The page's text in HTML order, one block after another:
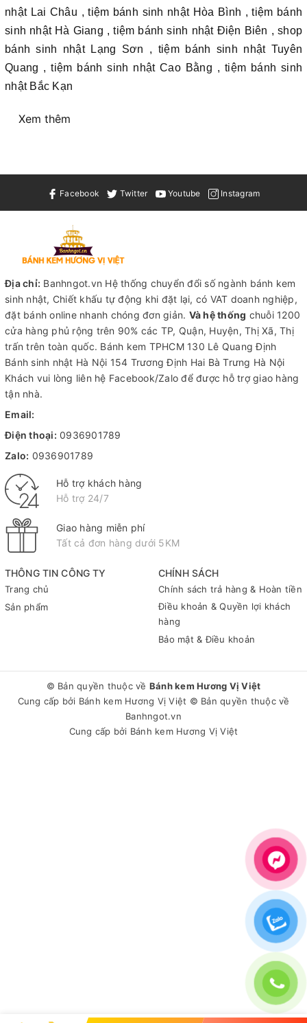
nhật Lai Châu , tiệm bánh sinh nhật Hòa Bình , tiệm bánh
sinh nhật Hà Giang , tiệm bánh sinh nhật Điện Biên , shop
bánh sinh nhật Lạng Sơn , tiệm bánh sinh nhật Tuyên
Quang , tiệm bánh sinh nhật Cao Bằng , tiệm bánh sinh
nhật Bắc Kạn
Xem thêm
Facebook Twitter Youtube Instagram
THÔNG TIN CÔNG TY
Trang chủ
Sản phẩm
CHÍNH SÁCH
Chính sách trả hàng & Hoàn tiền
Điều khoản & Quyền lợi khách
hàng
Bảo mật & Điều khoản
Địa chỉ: Banhngot.vn Hệ thống chuyển đổi số ngành bánh kem
sinh nhật, Chiết khấu tự động khi đặt lại, có VAT doanh nghiệp,
đặt bánh online nhanh chóng đơn giản. Và hệ thống chuỗi 1200
cửa hàng phủ rộng trên 90% các TP, Quận, Huyện, Thị Xã, Thị
trấn trên toàn quốc. Bánh kem TPHCM130 Lê Quang Định
Bánh sinh nhật Hà Nội 154 Trương Định Hai Bà Trưng Hà Nội
Khách vui lòng liên hệ Facebook/Zalo để được hỗ trợ giao hàng
tận nhà.
Email:
Điện thoại: 0936901789
Zalo: 0936901789
Hỗ trợ khách hàng
Hỗ trợ 24/7
Giao hàng miễn phí
Tất cả đơn hàng dưới 5KM
© Bản quyền thuộc về Bánh kem Hương Vị Việt
Cung cấp bởi Bánh kem Hương Vị Việt © Bản quyền thuộc về
Banhngot.vn
Cung cấp bởi Bánh kem Hương Vị Việt